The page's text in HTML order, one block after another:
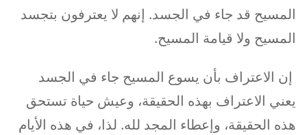
المسيح قد جاء في الجسد. إنهم لا يعترفون بتجسد
المسيح ولا قيامة المسيح.
إن الاعتراف بأن يسوع المسيح جاء في الجسد
يعني الاعتراف بهذه الحقيقة، وعيش حياة تستحق
هذه الحقيقة، وإعطاء المجد لله. لذا، في هذه الأيام